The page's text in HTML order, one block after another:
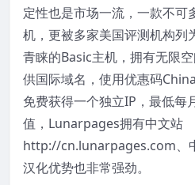
定性也是市场一流，一款不可
机，更被多家美国评测机构列
青睐的Basic主机，拥有无限
供国际域名，使用优惠码
免费获得一个独立IP，最低每
值，Lunarpages拥有中文站
http://cn.lunarpages.com、
汉化优势也非常强劲。